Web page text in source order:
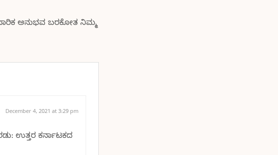
ಅನುಭವ ಬರಕೋತ ನಿಮ್ಮ
December 4, 2021 at 3:29 pm
ಉತ್ತರ ಕರ್ನಾಟಕದ